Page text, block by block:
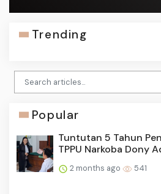
Trending
Popular
Tuntutan 5 Tahun
TPPU Narkoba Dony
2 months ago 541